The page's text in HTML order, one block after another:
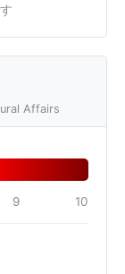
Affairs
9 10